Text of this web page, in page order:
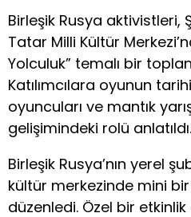
Birleşik Rusya aktivistleri,
Tatar Milli Kültür
Yolculuk” temalı bir
Katılımcılara oyunun
oyuncuları ve mantık
gelişimindeki rolü anlatıldı.
Birleşik Rusya’nın yerel
kültür merkezinde mini
düzenledi. Özel bir